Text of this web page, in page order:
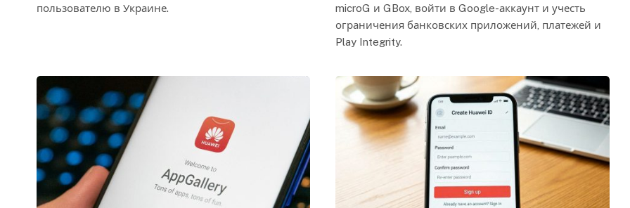
пользователю в Украине.
microG и GBox, войти в Google-аккаунт и учесть
ограничения банковских приложений, платежей и
Play Integrity.